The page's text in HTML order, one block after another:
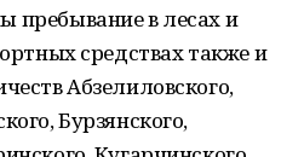
пребывание в лесах и
средствах также и
Абзелиловского,
Бурзянского,